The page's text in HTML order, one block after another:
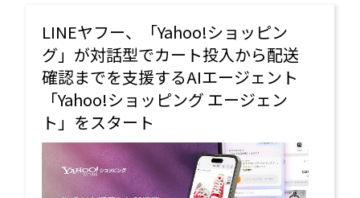
LINEヤフー、「Yahoo!ショッピン
グ」が対話型でカート投入から配送
確認までを支援するAIエージェント
「Yahoo!ショッピング エージェン
ト」をスタート